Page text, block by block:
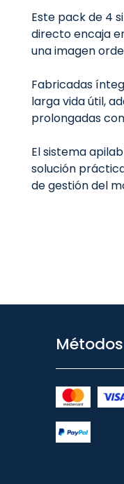
Este pack de 4
directo encaja
una imagen
Fabricadas
larga vida útil,
prolongadas
El sistema
solución
de gestión del